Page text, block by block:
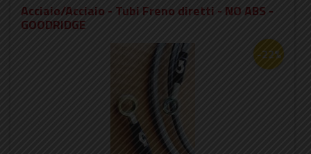
Acciaio/Acciaio - Tubi Freno diretti - NO ABS -
GOODRIDGE
-22%